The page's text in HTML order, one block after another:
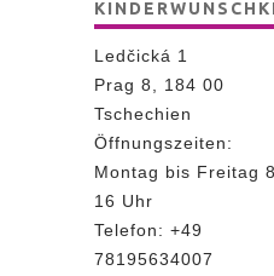
Ledčická 1
Prag 8, 184 00
Tschechien
Öffnungszeiten:
Montag bis Freitag
16 Uhr
Telefon: +49
78195634007